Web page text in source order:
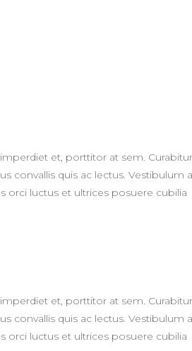
et, porttitor at sem.
convallis quis ac lectus. Vestibulum
orci luctus et ultrices posuere cubilia
et, porttitor at sem.
convallis quis ac lectus. Vestibulum
orci luctus et ultrices posuere cubilia